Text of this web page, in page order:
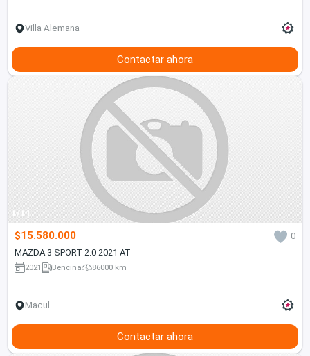
Villa Alemana
Contactar ahora
1/11
$15.580.000
0
MAZDA 3 SPORT 2.0 2021 AT
2021 Bencina 86000 km
Macul
Contactar ahora